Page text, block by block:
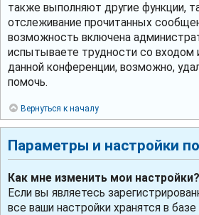
также выполняют другие функции,
отслеживание прочитанных
возможность включена
испытываете трудности со входом
данной конференции, возможно,
помочь.
Вернуться к началу
Параметры и настройки
Как мне изменить мои настройки?
Если вы являетесь
все ваши настройки хранятся в